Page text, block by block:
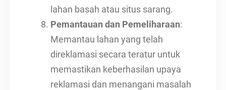
lahan basah atau situs sarang.
Pemantauan dan Pemeliharaan:
Memantau lahan yang telah
direklamasi secara teratur untuk
memastikan keberhasilan upaya
reklamasi dan menangani masalah